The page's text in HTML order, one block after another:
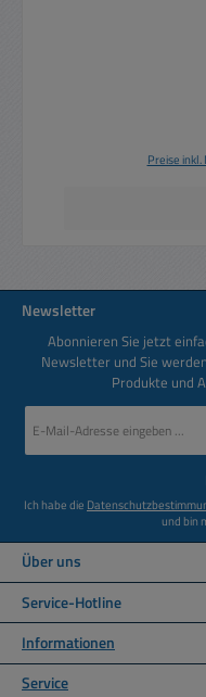
Preise
Newsletter
Abonnieren Sie jetzt
Newsletter und Sie
Produkte und
Mail-
Ich habe die
und bin
Über uns
Service-Hotline
Informationen
Service